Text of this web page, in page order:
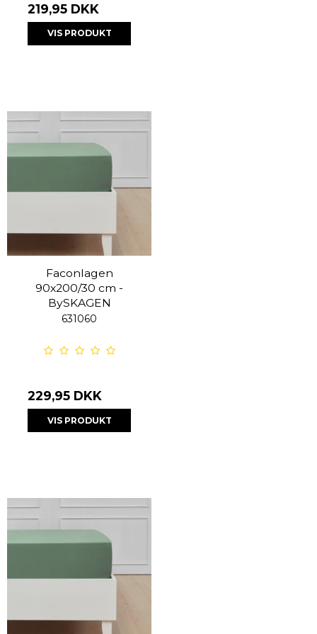
219,95 DKK
VIS PRODUKT
Faconlagen
90x200/30 cm -
BySKAGEN
631060
229,95 DKK
VIS PRODUKT